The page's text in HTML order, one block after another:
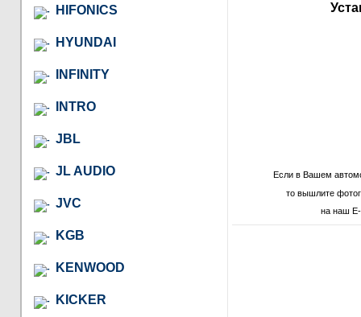
HIFONICS
HYUNDAI
INFINITY
INTRO
JBL
JL AUDIO
JVC
KGB
KENWOOD
KICKER
Если в Вашем
то вышлите
на наш